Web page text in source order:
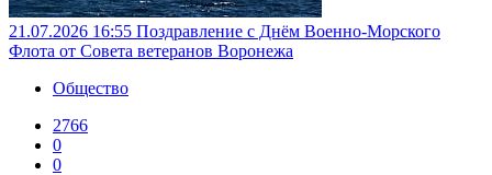
21.07.2026 16:55 Поздравление с Днём Военно-Морского
Флота от Совета ветеранов Воронежа
Общество
2766
0
0